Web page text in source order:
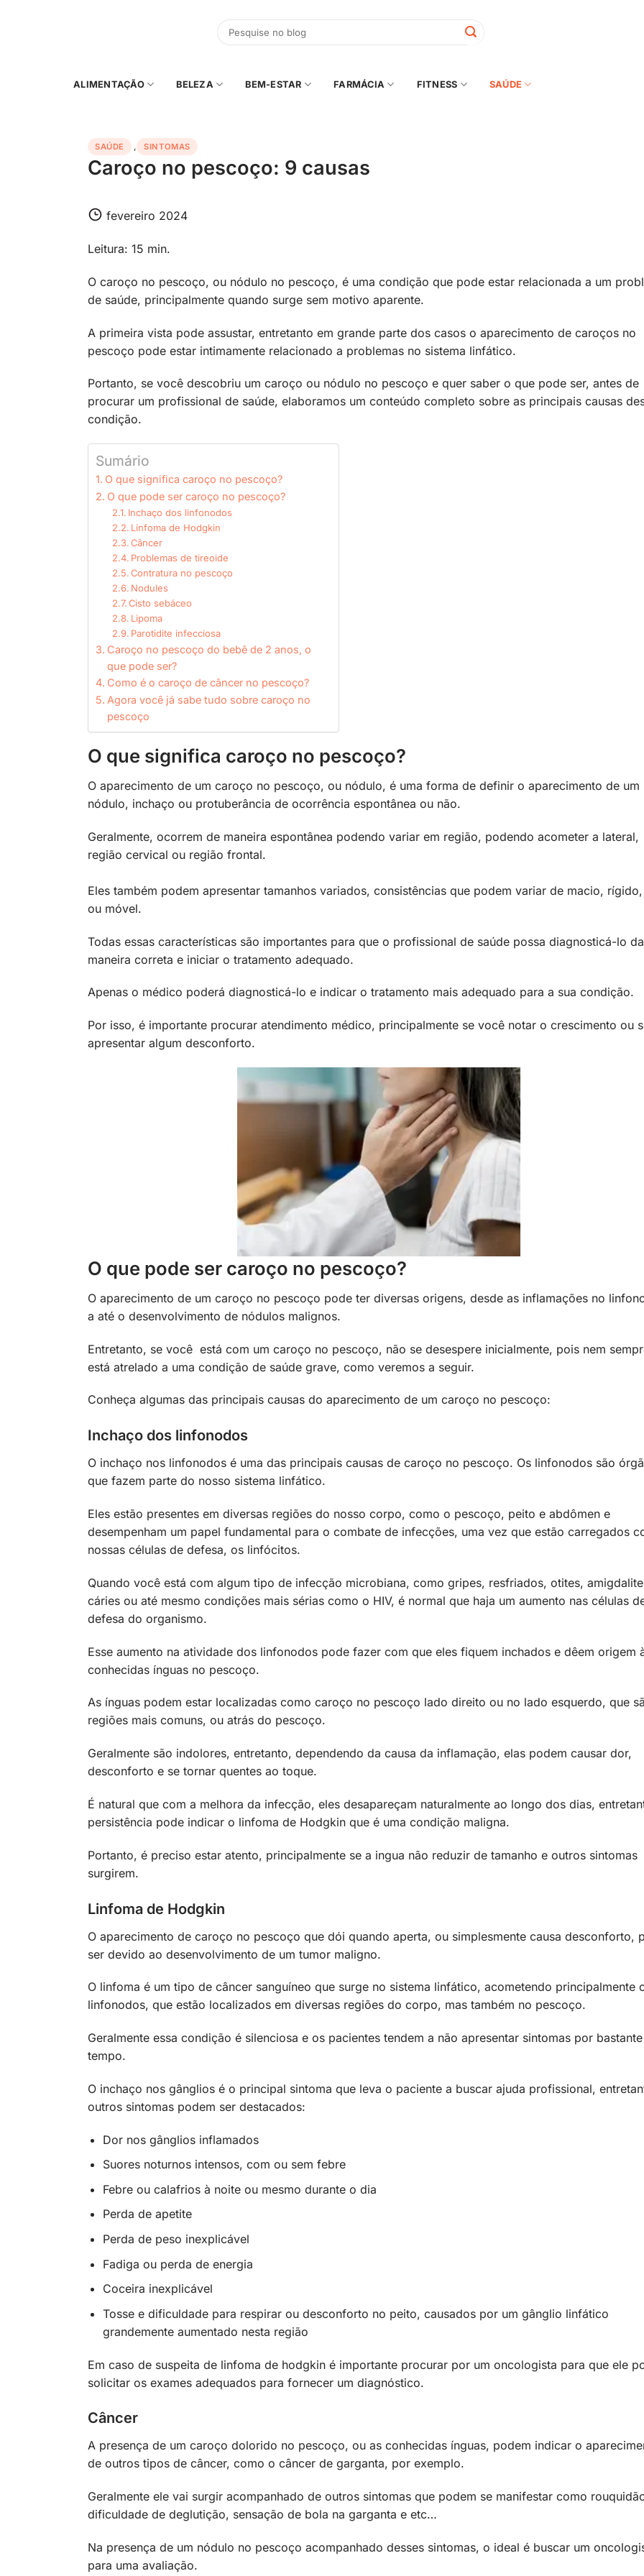
ALIMENTAÇÃO BELEZA BEM-ESTAR FARMÁCIA FITNESS SAÚDE
SAÚDE , SINTOMAS
Caroço no pescoço: 9 causas
fevereiro 2024
Leitura: 15 min.
O caroço no pescoço, ou nódulo no pescoço, é uma condição que pode estar relacionada a um
de saúde, principalmente quando surge sem motivo aparente.
A primeira vista pode assustar, entretanto em grande parte dos casos o aparecimento de caroços no
pescoço pode estar intimamente relacionado a problemas no sistema linfático.
Portanto, se você descobriu um caroço ou nódulo no pescoço e quer saber o que pode ser, antes de
procurar um profissional de saúde, elaboramos um conteúdo completo sobre as principais causas
condição.
Sumário
O que significa caroço no pescoço?
O que pode ser caroço no pescoço?
Inchaço dos linfonodos
Linfoma de Hodgkin
Câncer
Problemas de tireoide
Contratura no pescoço
Nodules
Cisto sebáceo
Lipoma
Parotidite infecciosa
Caroço no pescoço do bebê de 2 anos, o
que pode ser?
Como é o caroço de câncer no pescoço?
Agora você já sabe tudo sobre caroço no
pescoço
O que significa caroço no pescoço?
O aparecimento de um caroço no pescoço, ou nódulo, é uma forma de definir o aparecimento de um
nódulo, inchaço ou protuberância de ocorrência espontânea ou não.
Geralmente, ocorrem de maneira espontânea podendo variar em região, podendo acometer a lateral,
região cervical ou região frontal.
Eles também podem apresentar tamanhos variados, consistências que podem variar de macio,
ou móvel.
Todas essas características são importantes para que o profissional de saúde possa diagnosticá-lo da
maneira correta e iniciar o tratamento adequado.
Apenas o médico poderá diagnosticá-lo e indicar o tratamento mais adequado para a sua condição.
Por isso, é importante procurar atendimento médico, principalmente se você notar o crescimento ou
apresentar algum desconforto.
O que pode ser caroço no pescoço?
O aparecimento de um caroço no pescoço pode ter diversas origens, desde as inflamações no
a até o desenvolvimento de nódulos malignos.
Entretanto, se você está com um caroço no pescoço, não se desespere inicialmente, pois nem
está atrelado a uma condição de saúde grave, como veremos a seguir.
Conheça algumas das principais causas do aparecimento de um caroço no pescoço:
Inchaço dos linfonodos
O inchaço nos linfonodos é uma das principais causas de caroço no pescoço. Os linfonodos são
que fazem parte do nosso sistema linfático.
Eles estão presentes em diversas regiões do nosso corpo, como o pescoço, peito e abdômen e
desempenham um papel fundamental para o combate de infecções, uma vez que estão carregados
nossas células de defesa, os linfócitos.
Quando você está com algum tipo de infecção microbiana, como gripes, resfriados, otites,
cáries ou até mesmo condições mais sérias como o HIV, é normal que haja um aumento nas células
defesa do organismo.
Esse aumento na atividade dos linfonodos pode fazer com que eles fiquem inchados e dêem origem
conhecidas ínguas no pescoço.
As ínguas podem estar localizadas como caroço no pescoço lado direito ou no lado esquerdo, que
regiões mais comuns, ou atrás do pescoço.
Geralmente são indolores, entretanto, dependendo da causa da inflamação, elas podem causar dor,
desconforto e se tornar quentes ao toque.
É natural que com a melhora da infecção, eles desapareçam naturalmente ao longo dos dias,
persistência pode indicar o linfoma de Hodgkin que é uma condição maligna.
Portanto, é preciso estar atento, principalmente se a ingua não reduzir de tamanho e outros sintomas
surgirem.
Linfoma de Hodgkin
O aparecimento de caroço no pescoço que dói quando aperta, ou simplesmente causa desconforto,
ser devido ao desenvolvimento de um tumor maligno.
O linfoma é um tipo de câncer sanguíneo que surge no sistema linfático, acometendo principalmente
linfonodos, que estão localizados em diversas regiões do corpo, mas também no pescoço.
Geralmente essa condição é silenciosa e os pacientes tendem a não apresentar sintomas por bastante
tempo.
O inchaço nos gânglios é o principal sintoma que leva o paciente a buscar ajuda profissional,
outros sintomas podem ser destacados:
Dor nos gânglios inflamados
Suores noturnos intensos, com ou sem febre
Febre ou calafrios à noite ou mesmo durante o dia
Perda de apetite
Perda de peso inexplicável
Fadiga ou perda de energia
Coceira inexplicável
Tosse e dificuldade para respirar ou desconforto no peito, causados por um gânglio linfático
grandemente aumentado nesta região
Em caso de suspeita de linfoma de hodgkin é importante procurar por um oncologista para que ele
solicitar os exames adequados para fornecer um diagnóstico.
Câncer
A presença de um caroço dolorido no pescoço, ou as conhecidas ínguas, podem indicar o
de outros tipos de câncer, como o câncer de garganta, por exemplo.
Geralmente ele vai surgir acompanhado de outros sintomas que podem se manifestar como
dificuldade de deglutição, sensação de bola na garganta e etc…
Na presença de um nódulo no pescoço acompanhado desses sintomas, o ideal é buscar um
para uma avaliação.